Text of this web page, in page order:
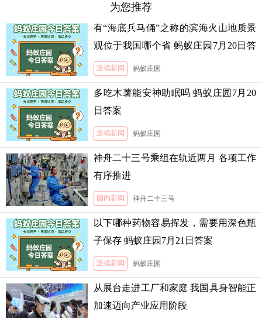
为您推荐
有“海底兵马俑”之称的滨海火山地质景
观位于我国哪个省 蚂蚁庄园7月20日答
案
游戏新闻 蚂蚁庄园
多吃木薯能安神助眠吗 蚂蚁庄园7月20
日答案
游戏新闻 蚂蚁庄园
神舟二十三号乘组在轨近两月 各项工作
有序推进
国内新闻 神舟二十三号
以下哪种药物容易挥发，需要用深色瓶
子保存 蚂蚁庄园7月21日答案
游戏新闻 蚂蚁庄园
从展台走进工厂和家庭 我国具身智能正
加速迈向产业应用阶段